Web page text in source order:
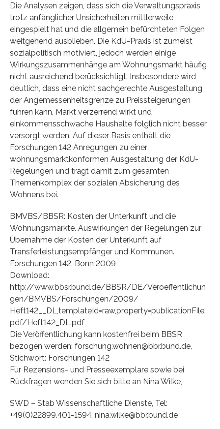
Die Analysen zeigen, dass sich die Verwaltungspraxis
trotz anfänglicher Unsicherheiten mittlerweile
eingespielt hat und die allgemein befürchteten Folgen
weitgehend ausblieben. Die KdU-Praxis ist zumeist
sozialpolitisch motiviert, jedoch werden einige
Wirkungszusammenhänge am Wohnungsmarkt häufig
nicht ausreichend berücksichtigt. Insbesondere wird
deutlich, dass eine nicht sachgerechte Ausgestaltung
der Angemessenheitsgrenze zu Preissteigerungen
führen kann, Markt verzerrend wirkt und
einkommensschwache Haushalte folglich nicht besser
versorgt werden. Auf dieser Basis enthält die
Forschungen 142 Anregungen zu einer
wohnungsmarktkonformen Ausgestaltung der KdU-
Regelungen und trägt damit zum gesamten
Themenkomplex der sozialen Absicherung des
Wohnens bei.
BMVBS/BBSR: Kosten der Unterkunft und die
Wohnungsmärkte. Auswirkungen der Regelungen zur
Übernahme der Kosten der Unterkunft auf
Transferleistungsempfänger und Kommunen.
Forschungen 142, Bonn 2009
Download:
http://www.bbsr.bund.de/BBSR/DE/Veroeffentlichun
gen/BMVBS/Forschungen/2009/
Heft142__DL,templateId=raw,property=publicationFile.
pdf/Heft142_DL.pdf
Die Veröffentlichung kann kostenfrei beim BBSR
bezogen werden: forschung.wohnen@bbr.bund.de,
Stichwort: Forschungen 142
Für Rezensions- und Presseexemplare sowie bei
Rückfragen wenden Sie sich bitte an Nina Wilke,
SWD – Stab Wissenschaftliche Dienste, Tel:
+49(0)22899.401-1594, nina.wilke@bbr.bund.de